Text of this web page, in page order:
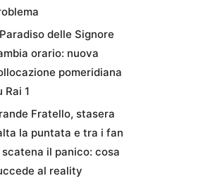
delle Signore
orario: nuova
pomeridiana
Rai 1
Fratello, stasera
la puntata e tra i fan
scatena il panico: cosa
al reality